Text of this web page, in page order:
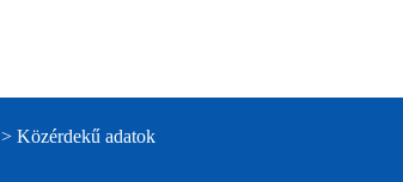
> Közérdekű adatok